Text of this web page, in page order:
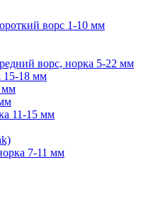
ворс 1-10 мм
ворс, норка 5-22 мм
15-18 мм
мм
11-15 мм
7-11 мм